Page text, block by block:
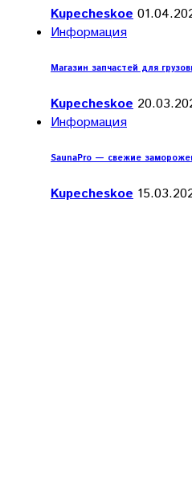
Kupecheskoe
Информация
Магазин запчастей для
Kupecheskoe
Информация
SaunaPro — свежие
Kupecheskoe